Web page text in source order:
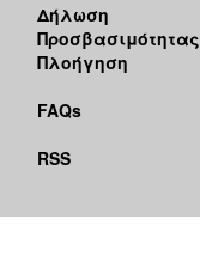
Δήλωση
Προσβασιμότητας
Πλοήγηση
FAQs
RSS